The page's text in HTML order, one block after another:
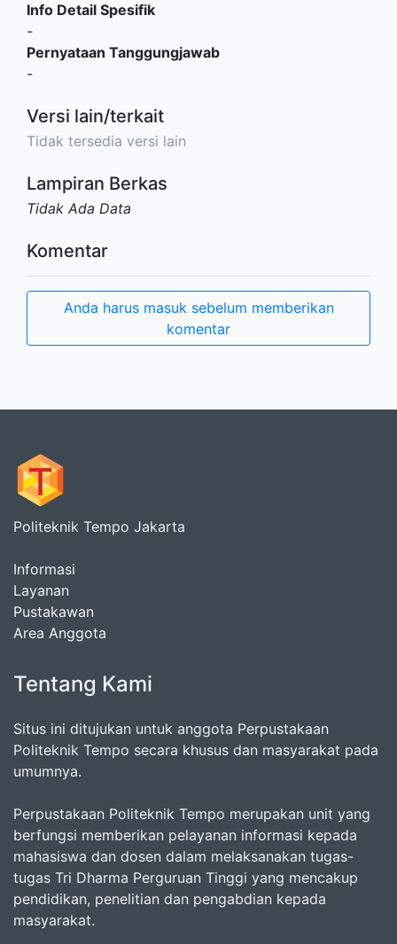
Info Detail Spesifik
-
Pernyataan Tanggungjawab
-
Versi lain/terkait
Tidak tersedia versi lain
Lampiran Berkas
Tidak Ada Data
Komentar
Anda harus masuk sebelum memberikan
komentar
Politeknik Tempo Jakarta
Informasi
Layanan
Pustakawan
Area Anggota
Tentang Kami
Situs ini ditujukan untuk anggota Perpustakaan
Politeknik Tempo secara khusus dan masyarakat pada
umumnya.
Perpustakaan Politeknik Tempo merupakan unit yang
berfungsi memberikan pelayanan informasi kepada
mahasiswa dan dosen dalam melaksanakan tugas-
tugas Tri Dharma Perguruan Tinggi yang mencakup
pendidikan, penelitian dan pengabdian kepada
masyarakat.